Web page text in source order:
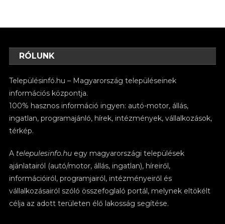
RÓLUNK
Településinfó.hu – Magyarország településeinek
információs központja.
100% hasznos információ ingyen: autó-motor, állás,
ingatlan, programajánló, hírek, intézmények, vállalkozások,
térkép.
A telepulesinfo.hu egy magyarországi települések
ajánlatairól (autó/motor, állás, ingatlan), híreiről,
információiról, programjairól, intézményeiről és
vállalkozásairól szóló összefoglaló portál, melynek eltökélt
célja az adott területen élő lakosság segítése.